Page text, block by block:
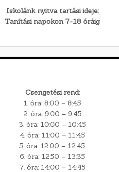
Iskolánk nyitva tartási ideje:
Tanítási napokon 7-18 óráig
Csengetési rend:
1. óra: 8:00 – 8:45
2. óra: 9:00 – 9:45
3. óra: 10:00 – 10:45
4. óra: 11:00 – 11:45
5. óra: 12:00 – 12:45
6. óra: 12:50 – 13:35
7. óra: 14:00 – 14:45